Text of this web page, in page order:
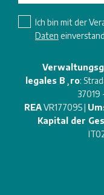
Ich bin mit der
Daten
legales B¸ro:
37019
REAVR177095 |
Kapital der